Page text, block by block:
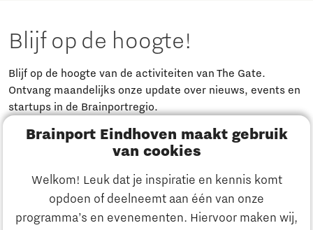
Brainport Eindhoven maakt gebruik
van cookies
Welkom! Leuk dat je inspiratie en kennis komt
opdoen of deelneemt aan één van onze
programma’s en evenementen. Hiervoor maken wij,
Blijf op de hoogte!
Blijf op de hoogte van de activiteiten van The Gate.
Ontvang maandelijks onze update over nieuws, events en
startups in de Brainportregio.
Meld je aan
Heb je een vraag?
E-mailadres:info@thegate.tech